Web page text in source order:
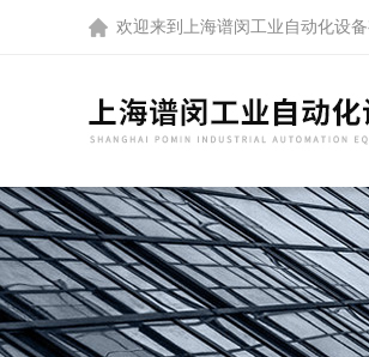
欢迎来到 上海谱闵工业自动化设